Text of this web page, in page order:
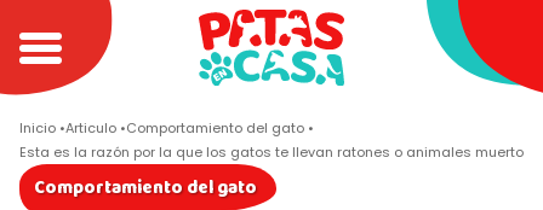
Inicio Articulo Comportamiento del gato
Esta es la razón por la que los gatos te llevan ratones o animales muertos
Comportamiento del gato